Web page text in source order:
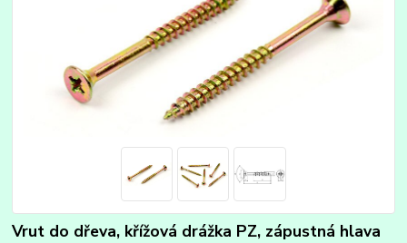
Vrut do dřeva, křížová drážka PZ, zápustná hlava